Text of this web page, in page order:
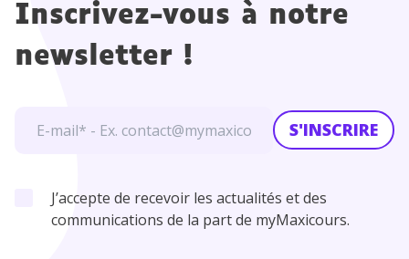
Inscrivez-vous à notre
newsletter !
S'INSCRIRE
J’accepte de recevoir les actualités et des
communications de la part de myMaxicours.